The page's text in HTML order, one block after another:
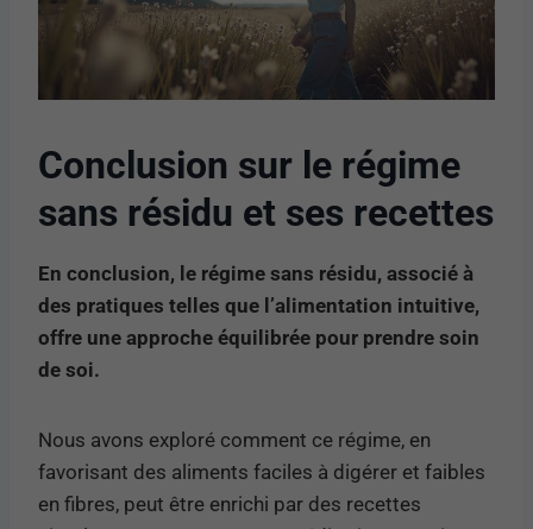
Conclusion sur le régime
sans résidu et ses recettes
En conclusion, le régime sans résidu, associé à
des pratiques telles que l’alimentation intuitive,
offre une approche équilibrée pour prendre soin
de soi.
Nous avons exploré comment ce régime, en
favorisant des aliments faciles à digérer et faibles
en fibres, peut être enrichi par des recettes